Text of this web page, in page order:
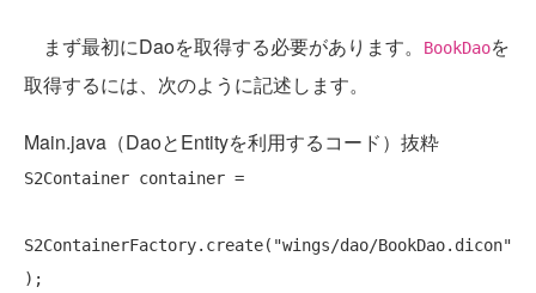
まず最初にDaoを取得する必要があります。 BookDaoを
取得するには、次のように記述します。
Main.java（DaoとEntityを利用するコード）抜粋
S2Container container =
S2ContainerFactory.create( "wings/dao/BookDao.dicon"
);